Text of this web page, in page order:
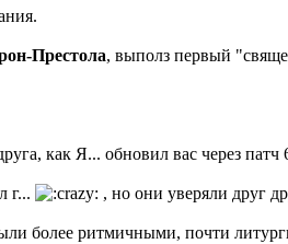
Престола, выполз первый
как Я... обновил вас через патч
г... , но они уверяли друг
более ритмичными, почти